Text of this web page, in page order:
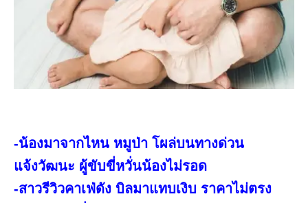
-น้องมาจากไหน หมูป่า โผล่บนทางด่วน
แจ้งวัฒนะ ผู้ขับขี่หวั่นน้องไม่รอด
-สาวรีวิวคาเฟ่ดัง บิลมาแทบเงิบ ราคาไม่ตรง